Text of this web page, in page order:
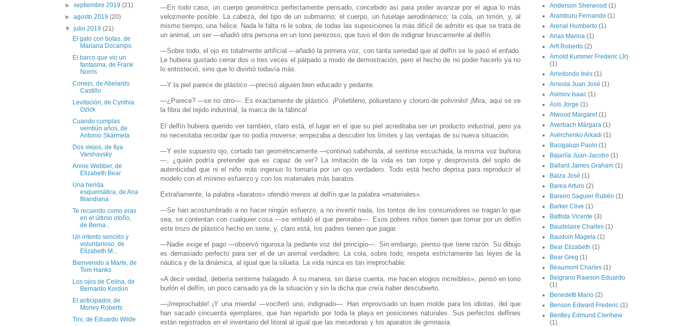
—En todo caso, un cuerpo geométrico perfectamente pensado, concebido así para poder avanzar por el agua lo más
velozmente posible. La cabeza, del tipo de un submarino; el cuerpo, un fuselaje aerodinámico; la cola, un timón, y, al
mismo tiempo, una hélice. Nada le falta ni le sobra; de todas las suposiciones la más difícil de admitir es que se trata de
un animal, un ser —añadió otra persona en un tono perezoso, que tuvo el don de indignar bruscamente al delfín.
—Sobre todo, el ojo es totalmente artificial —añadió la primera voz, con tanta seriedad que al delfín se le pasó el enfado.
Le hubiera gustado cerrar dos o tres veces el párpado a modo de demostración, pero el hecho de no poder hacerlo ya no
lo entristeció, sino que lo divirtió todavía más.
—Y la piel parece de plástico —precisó alguien bien educado y pedante.
—¿Parece? —se rio otro—. Es exactamente de plástico. ¡Polietileno, poliuretano y cloruro de polivinilo! ¡Mira, aquí se ve
la fibra del tejido industrial, la marca de la fábrica!
El delfín hubiera querido ver también, claro está, el lugar en el que su piel acreditaba ser un producto industrial, pero ya
no necesitaba recordar que no podía moverse; empezaba a descubrir los límites y las ventajas de su nueva situación.
—Y este supuesto ojo, cortado tan geométricamente —continuó sabihonda, al sentirse escuchada, la misma voz burlona
—, ¿quién podría pretender que es capaz de ver? La imitación de la vida es tan torpe y desprovista del soplo de
autenticidad que ni el niño más ingenuo lo tomaría por un ojo verdadero. Todo está hecho deprisa para reproducir el
modelo con el mínimo esfuerzo y con los materiales más baratos.
Extrañamente, la palabra «baratos» ofendió menos al delfín que la palabra «materiales».
—Se han acostumbrado a no hacer ningún esfuerzo, a no invertir nada, los tontos de los consumidores se tragan lo que
sea, se contentan con cualquier cosa —se embaló el que peroraba—. Esos pobres niños tienen que tomar por un delfín
este trozo de plástico hecho en serie, y, claro está, los padres tienen que pagar.
—Nadie exige el pago —observó rigurosa la pedante voz del principio—. Sin embargo, pienso que tiene razón. Su dibujo
es demasiado perfecto para ser el de un animal verdadero. La cola, sobre todo, respeta estrictamente las leyes de la
náutica y de la dinámica, al igual que la silueta. La vida nunca es tan irreprochable.
«A decir verdad, debería sentirme halagado. A su manera, sin darse cuenta, me hacen elogios increíbles», pensó en tono
burlón el delfín, un poco cansado ya de la situación y sin la dicha que creía haber descubierto.
—¡Irreprochable! ¡Y una mierda! —vociferó uno, indignado—. Han improvisado un buen molde para los idiotas, del que
han sacado cincuenta ejemplares, que han repartido por toda la playa en posiciones naturales. Sus perfectos delfines
están registrados en el inventario del litoral al igual que las mecedoras y los aparatos de gimnasia.
►septiembre 2019(21)
►agosto 2019(20)
▼julio 2019(21)
El gato con botas, de
Mariana Docampo
El barco que vio un
fantasma, de Frank
Norris
Conejo, de Abelardo
Castillo
Levitación, de Cynthia
Ozick
Cuando cumplas
veintiún años, de
Antonio Skármeta
Dos viejos, de Ilya
Varshavsky
Annie Webber, de
Elizabeth Bear
Una herida
esquemática, de Ana
Blandiana
Te recuerdo como eras
en el último otoño,
de Berna...
Un intento sencillo y
voluntarioso, de
Elizabeth M...
Bienvenido a Marte, de
Tom Hanks
Los ojos de Celina, de
Bernardo Kordon
El anticipador, de
Morley Roberts
Tini, de Eduardo Wilde
Anderson Sherwood (1)
Aramburu Fernando (1)
Arenal Humberto (1)
Arias Marina (1)
Arlt Roberto (2)
Arnold Kummer Frederic (Jr)
(1)
Arredondo Inés (1)
Arreola Juan José (1)
Asimov Isaac (1)
Asís Jorge (1)
Atwood Margaret (1)
Averbach Márgara (1)
Avérchenko Arkadi (1)
Bacigalupi Paolo (1)
Bajarlía Juan-Jacobo (1)
Ballard James Graham (1)
Balza José (1)
Barea Arturo (2)
Bareiro Saguier Rubén (1)
Barker Clive (1)
Battista Vicente (3)
Baudelaire Charles (1)
Baudoin Magela (1)
Bear Elizabeth (1)
Bear Greg (1)
Beaumont Charles (1)
Belgrano Rawson Eduardo
(1)
Benedetti Mario (2)
Benson Edward Frederic (1)
Bentley Edmund Clerihew
(1)